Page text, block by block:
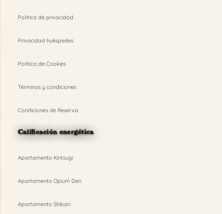
Política de privacidad
Privacidad huéspedes
Política de Cookies
Términos y condiciones
Condiciones de Reserva
Calificación energética
Apartamento Kintsugi
Apartamento Opium Den
Apartamento Shibari